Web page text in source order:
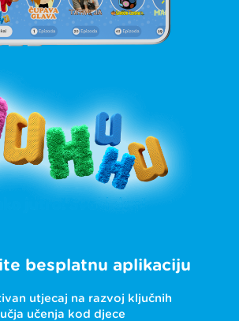
besplatnu aplikaciju
utjecaj na razvoj ključnih
učenja kod djece